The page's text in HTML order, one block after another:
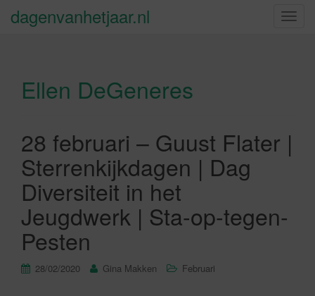
S
n
dagenvanhetjaar.nl
Ellen DeGeneres
28 februari – Guust Flater |
Sterrenkijkdagen | Dag
Diversiteit in het
Jeugdwerk | Sta-op-tegen-
Pesten
28/02/2020 Gina Makken Februari